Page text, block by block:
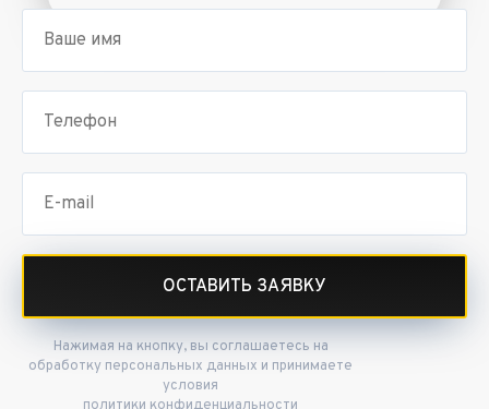
ОСТАВИТЬ ЗАЯВКУ
Нажимая на кнопку, вы соглашаетесь на
обработку персональных данных и принимаете
условия